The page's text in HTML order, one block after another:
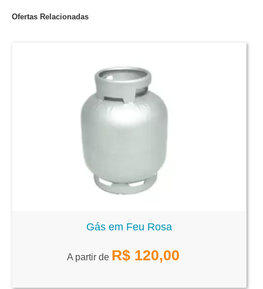
Ofertas Relacionadas
Gás em Feu Rosa
A partir de R$ 120,00